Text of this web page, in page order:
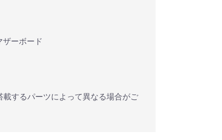
た
認証
ドする
。
ーボード
するパーツによって異なる場合がご